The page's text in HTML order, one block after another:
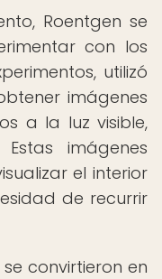
Roentgen se
con los
utilizó
imágenes
a la luz visible,
imágenes
el interior
de recurrir
convirtieron en